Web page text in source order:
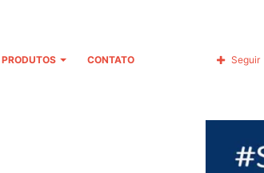
PRODUTOS CONTATO
Seguir
Siga-nos no